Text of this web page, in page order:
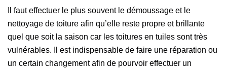
Il faut effectuer le plus souvent le démoussage et le
nettoyage de toiture afin qu’elle reste propre et brillante
quel que soit la saison car les toitures en tuiles sont très
vulnérables. Il est indispensable de faire une réparation ou
un certain changement afin de pourvoir effectuer un